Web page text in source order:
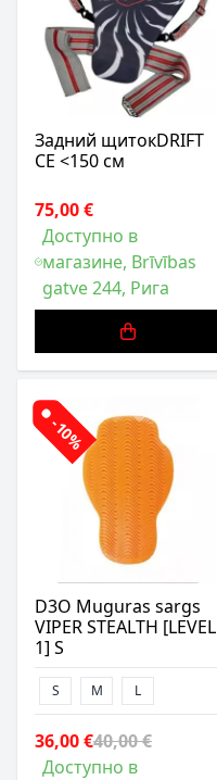
Задний щитокDRIFT
CE <150 см
75,00 €
Доступно в
магазине, Brīvības
gatve 244, Рига
-10%
D3O Muguras sargs
VIPER STEALTH [LEVEL
1] S
S M L
36,00 €40,00 €
Доступно в